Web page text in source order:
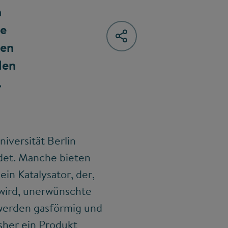
Berlin
Manche bieten
Katalysator, der,
unerwünschte
gasförmig und
ein Produkt